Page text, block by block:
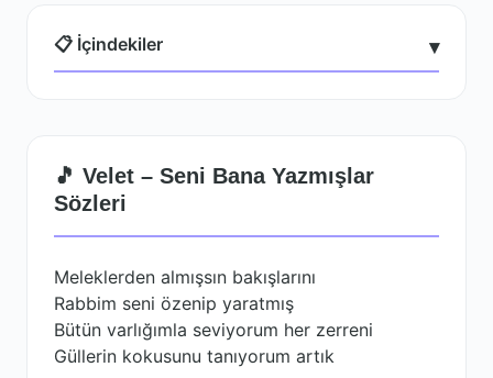
📋 İçindekiler ▾
🎵 Velet – Seni Bana Yazmışlar
Sözleri
Meleklerden almışsın bakışlarını
Rabbim seni özenip yaratmış
Bütün varlığımla seviyorum her zerreni
Güllerin kokusunu tanıyorum artık